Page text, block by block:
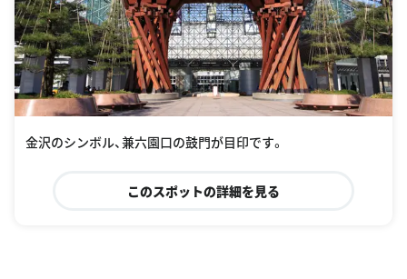
金沢のシンボル、兼六園口の鼓門が目印です。
このスポットの詳細を見る